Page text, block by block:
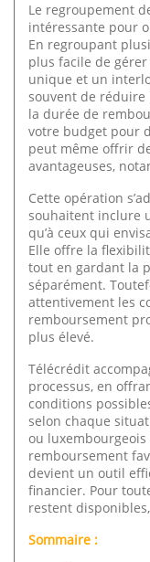
Le regroupement
intéressante pour
En regroupant
plus facile de
unique et un
souvent de réduire
la durée de
votre budget pour
peut même offrir
avantageuses,
Cette opération
souhaitent inclure
qu’à ceux qui
Elle offre la
tout en gardant la
séparément.
attentivement les
remboursement
plus élevé.
Télécrédit
processus, en
conditions
selon chaque
ou
remboursement
devient un outil
financier. Pour
restent
Sommaire :